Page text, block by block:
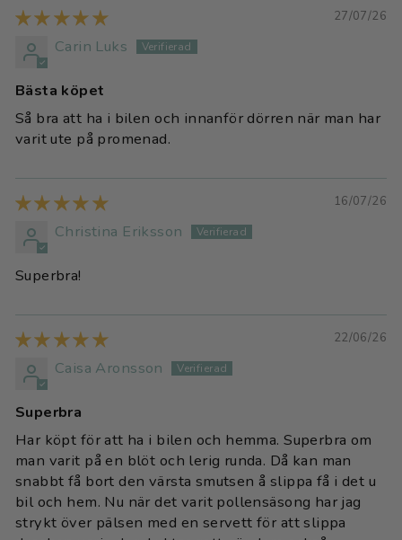
27/07/26
Carin Luks
Bästa köpet
Så bra att ha i bilen och innanför dörren när man har
varit ute på promenad.
16/07/26
Christina Eriksson
Superbra!
22/06/26
Caisa Aronsson
Superbra
Har köpt för att ha i bilen och hemma. Superbra om
man varit på en blöt och lerig runda. Då kan man
snabbt få bort den värsta smutsen å slippa få i det u
bil och hem. Nu när det varit pollensäsong har jag
strykt över pälsen med en servett för att slippa